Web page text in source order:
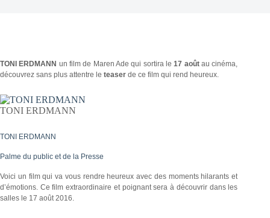
TONI ERDMANN un film de Maren Ade qui sortira le17 aoûtau cinéma,
découvrez sans plus attentre le teaser de ce film qui rend heureux.
TONI ERDMANN
TONI ERDMANN
Palme du public et de la Presse
Voici un film qui va vous rendre heureux avec des moments hilarants et
d’émotions. Ce film extraordinaire et poignant sera à découvrir dans les
salles le 17 août 2016.